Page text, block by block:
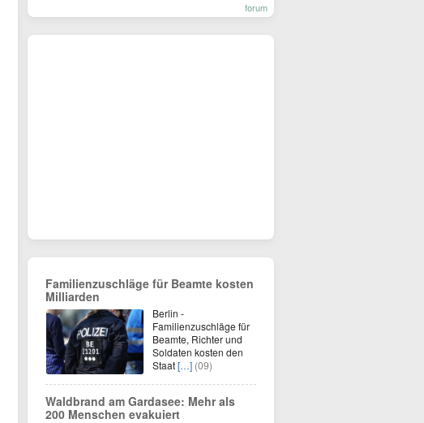
forum
Familienzuschläge für Beamte kosten
Milliarden
Berlin -
Familienzuschläge für
Beamte, Richter und
Soldaten kosten den
Staat[…] (09)
Waldbrand am Gardasee: Mehr als
200 Menschen evakuiert